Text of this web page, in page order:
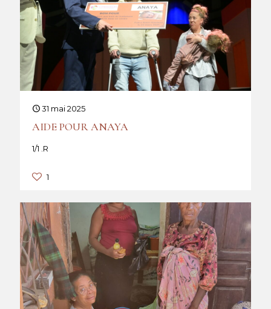
31 mai 2025
AIDE POUR ANAYA
1/1 .R
1